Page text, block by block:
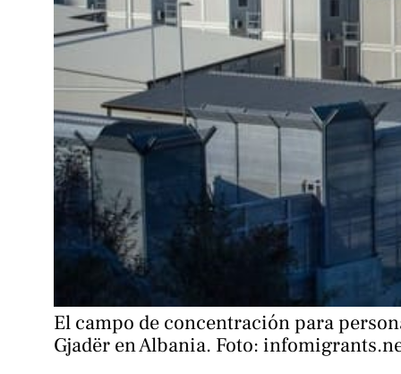
El campo de concentración para
Gjadër en Albania. Foto: